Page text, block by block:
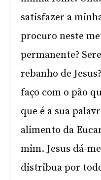
satisfazer a
procuro neste
permanente?
rebanho de
faço com o pão
que é a sua
alimento da
mim. Jesus dá-
distribua por